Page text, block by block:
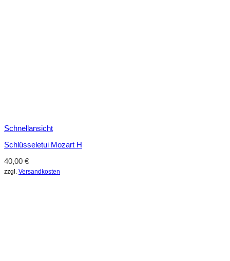
Schnellansicht
Schlüsseletui Mozart H
40,00 €
zzgl. Versandkosten